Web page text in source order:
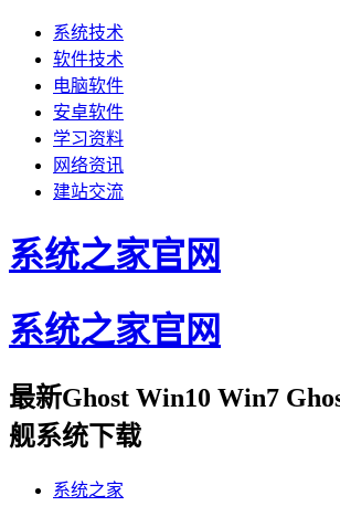
系统技术
软件技术
电脑软件
安卓软件
学习资料
网络资讯
建站交流
系统之家官网
系统之家官网
最新Ghost Win10 Win7
舰系统下载
系统之家